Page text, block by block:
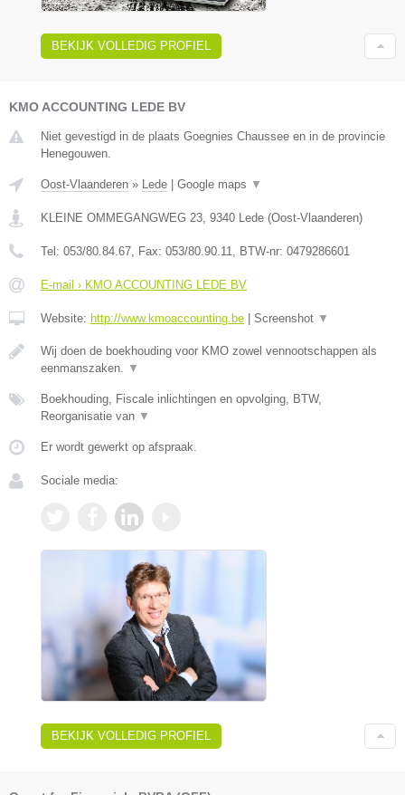
BEKIJK VOLLEDIG PROFIEL
KMO ACCOUNTING LEDE BV
Niet gevestigd in de plaats Goegnies Chaussee en in de provincie
Henegouwen.
Oost-Vlaanderen » Lede Google maps ▼
KLEINE OMMEGANGWEG 23 9340 Lede (Oost-Vlaanderen)
Tel: 053/80.84.67 , Fax: 053/80.90.11 , BTW-nr: 0479286601
E-mail › KMO ACCOUNTING LEDE BV
Website: http://www.kmoaccounting.be Screenshot ▼
Wij doen de boekhouding voor KMO zowel vennootschappen als
eenmanszaken.
▼
Boekhouding, Fiscale inlichtingen en opvolging, BTW,
Reorganisatie van ▼
Er wordt gewerkt op afspraak.
Sociale media:
BEKIJK VOLLEDIG PROFIEL